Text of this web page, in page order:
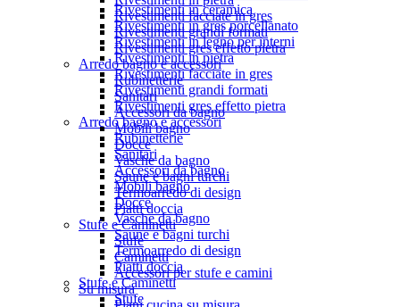
Rivestimenti in ceramica
Rivestimenti in gres porcellanato
Rivestimenti in legno per interni
Rivestimenti in pietra
Rivestimenti facciate in gres
Rivestimenti grandi formati
Rivestimenti gres effetto pietra
Arredo bagno e accessori
Rubinetterie
Sanitari
Accessori da bagno
Mobili bagno
Docce
Vasche da bagno
Saune e bagni turchi
Termoarredo di design
Piatti doccia
Stufe e Caminetti
Stufe
Rivestimenti facciate in gres
Rivestimenti grandi formati
Rivestimenti gres effetto pietra
Arredo bagno e accessori
Rubinetterie
Sanitari
Accessori da bagno
Mobili bagno
Docce
Vasche da bagno
Saune e bagni turchi
Termoarredo di design
Piatti doccia
Stufe e Caminetti
Stufe
Caminetti
Accessori per stufe e camini
Su misura